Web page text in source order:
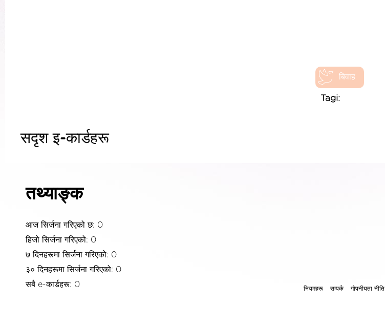
बिवाह
Tagi:
सदृश इ-कार्डहरू
तथ्याङ्क
आज सिर्जना गरिएको छ: 0
हिजो सिर्जना गरिएको: 0
७ दिनहरूमा सिर्जना गरिएको: 0
३० दिनहरूमा सिर्जना गरिएको: 0
सबै e-कार्डहरू: 0
नियमहरू सम्पर्क गोपनीयता नीति